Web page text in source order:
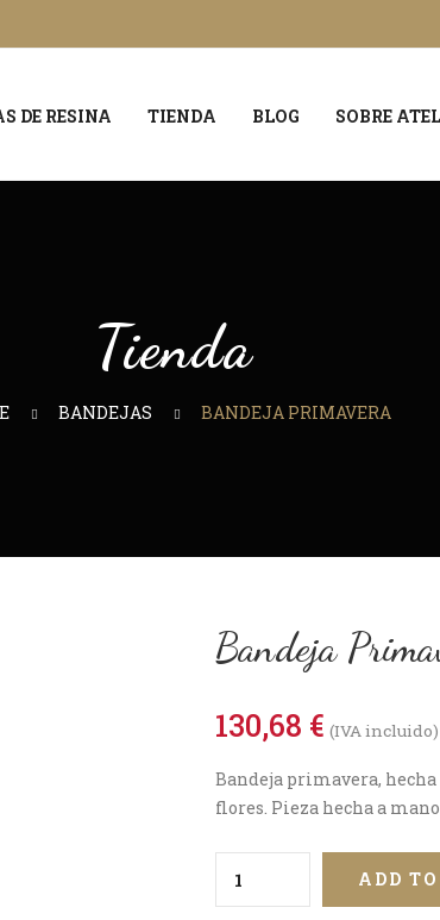
DE RESINA TIENDA BLOG SOBRE
Tienda
BANDEJAS BANDEJA PRIMAVERA
Bandeja
130,68 € (IVA incluido)
Bandeja primavera, hecha
flores. Pieza hecha a mano
ADD